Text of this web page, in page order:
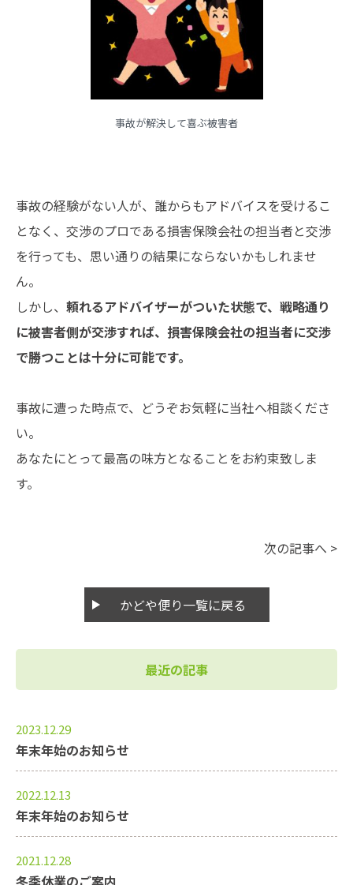
事故が解決して喜ぶ被害者
事故の経験がない人が、誰からもアドバイスを受けるこ
となく、交渉のプロである損害保険会社の担当者と交渉
を行っても、思い通りの結果にならないかもしれませ
ん。
しかし、 頼れるアドバイザーがついた状態で、戦略通り
に被害者側が交渉すれば、損害保険会社の担当者に交渉
で勝つことは十分に可能です。
事故に遭った時点で、どうぞお気軽に当社へ相談くださ
い。
あなたにとって最高の味方となることをお約束致しま
す。
次の記事へ >
かどや便り一覧に戻る
最近の記事
2023.12.29
年末年始のお知らせ
2022.12.13
年末年始のお知らせ
2021.12.28
冬季休業のご案内